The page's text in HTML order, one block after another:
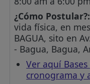
¿Cómo Postular?:
vida física, en
BAGUA, sito en
- Bagua, Bagua,
Ver aquí
cronograma y